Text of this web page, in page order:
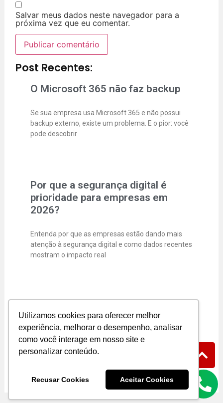
Utilizamos cookies para oferecer melhor
experiência, melhorar o desempenho, analisar
como você interage em nosso site e
personalizar conteúdo.
Recusar Cookies Aceitar Cookies
Salvar meus dados neste navegador para a
próxima vez que eu comentar.
Post Recentes:
O Microsoft 365 não faz backup
Se sua empresa usa Microsoft 365 e não possui
backup externo, existe um problema. E o pior: você
pode descobrir
Por que a segurança digital é
prioridade para empresas em
2026?
Entenda por que as empresas estão dando mais
atenção à segurança digital e como dados recentes
mostram o impacto real
Empresas
A segurança digital já não é mais “coisa de
empresa grande”. Hoje, pequenos e médios